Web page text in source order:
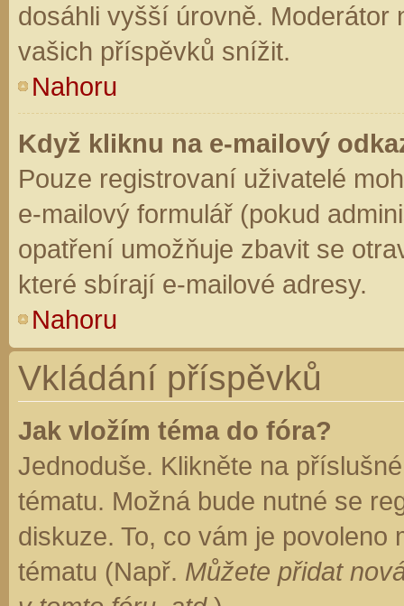
dosáhli vyšší úrovně. Moderátor
vašich příspěvků snížit.
Nahoru
Když kliknu na e-mailový
Pouze registrovaní uživatelé
e-mailový formulář (pokud
opatření umožňuje zbavit se
které sbírají e-mailové adresy.
Nahoru
Vkládání příspěvků
Jak vložím téma do fóra?
Jednoduše. Klikněte na
tématu. Možná bude nutné se
diskuze. To, co vám je
tématu (Např. Můžete přidat